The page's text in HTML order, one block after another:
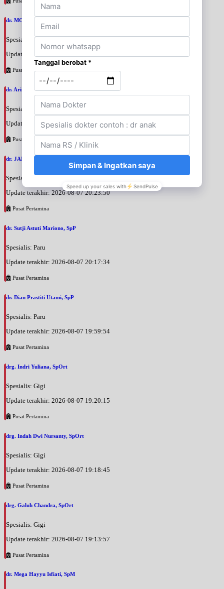
dr. MOCHAMAD PASHA, SpPD
Spesialis: Penyakit Dalam
Update terakhir: 2026-08-07 20:35:45
Pusat Pertamina
dr. Arini Purwono, SpP
Spesialis: Paru
Update terakhir: 2026-08-07 20:25:58
Pusat Pertamina
dr. JANUAR HABIBI, SpP
Spesialis: Paru
Update terakhir: 2026-08-07 20:23:50
Pusat Pertamina
dr. Sutji Astuti Mariono, SpP
Spesialis: Paru
Update terakhir: 2026-08-07 20:17:34
Pusat Pertamina
dr. Dian Prastiti Utami, SpP
Spesialis: Paru
Update terakhir: 2026-08-07 19:59:54
Pusat Pertamina
drg. Indri Yuliana, SpOrt
Spesialis: Gigi
Update terakhir: 2026-08-07 19:20:15
Pusat Pertamina
drg. Indah Dwi Nursanty, SpOrt
Spesialis: Gigi
Update terakhir: 2026-08-07 19:18:45
Pusat Pertamina
drg. Galuh Chandra, SpOrt
Spesialis: Gigi
Update terakhir: 2026-08-07 19:13:57
Pusat Pertamina
dr. Mega Hayyu Isfiati, SpM